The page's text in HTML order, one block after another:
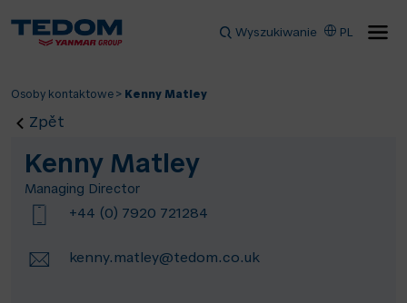
Wyszukiwanie PL
Osoby kontaktowe > Kenny Matley
Zpět
Kenny Matley
Managing Director
+44 (0) 7920 721284
kenny.matley@tedom.co.uk